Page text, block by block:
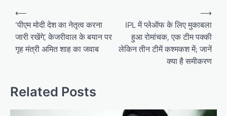
Post
navigation
⟵
‘पीएम मोदी देश का नेतृत्व करना
जारी रखेंगे’, केजरीवाल के बयान पर
गृह मंत्री अमित शाह का जवाब
IPL में प्लेऑफ के लिए मुकाबला
हुआ रोमांचक, एक टीम पक्की
लेकिन तीन टीमें कश्मकश में; जानें
क्या है समीकरण
⟶
Related Posts